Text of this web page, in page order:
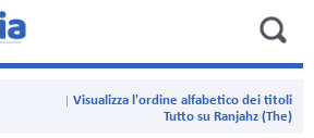
Visualizza l'ordine alfabetico dei titoli
Tutto su Ranjahz (The)